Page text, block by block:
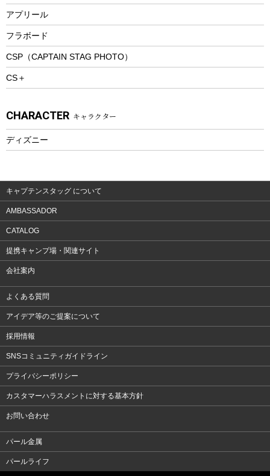
トレッキング
トレッキングステッキ
トレッキングアクセサリー
プレイグッズ
ウェルネス
ウェア、タオル
ウェア
アプリール
フラボード
CSP（CAPTAIN STAG PHOTO）
CS＋
CHARACTER キャラクター
ディズニー
キャプテンスタッグ について
AMBASSADOR
CATALOG
提携キャンプ場・関連サイト
会社案内
よくある質問
アイデア等のご提案について
採用情報
SNSコミュニティガイドライン
プライバシーポリシー
カスタマーハラスメントに対する基本方針
お問い合わせ
パール金属
パールライフ